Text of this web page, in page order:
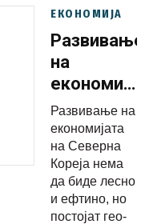
ЕКОНОМИЈА
Развивање
на
на
Северна
Кореја
нема да
биде
лесно и
Развивање на
економијата
на Северна
Кореја нема
да биде лесно
и ефтино, но
постојат гео-